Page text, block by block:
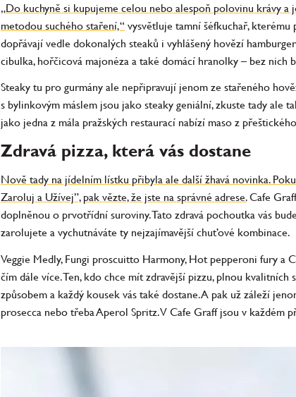
„Do kuchyně si kupujeme celou nebo alespoň polovinu krávy
metodou suchého staření,“ vysvětluje tamní šéfkuchař,
dopřávají vedle dokonalých steaků i vyhlášený hovězí
cibulka, hořčicová majonéza a také domácí hranolky – bez
Steaky tu pro gurmány ale nepřipravují jenom ze stařeného
s bylinkovým máslem jsou jako steaky geniální, zkuste tady
jako jedna z mála pražských restaurací nabízí maso z
Zdravá pizza, která vás dostane
Nově tady na jídelním lístku přibyla ale další žhavá novinka.
Zaroluj a Užívej”, pak vězte, že jste na správné adrese.Cafe
doplněnou o prvotřídní suroviny. Tato zdravá pochoutka vás
zarolujete a vychutnáváte ty nejzajímavější chuťové kombinace.
Veggie Medly, Fungi proscuitto Harmony, Hot pepperoni fury a
čím dále více. Ten, kdo chce mít zdravější pizzu, plnou
způsobem a každý kousek vás také dostane. A pak už záleží
prosecca nebo třeba Aperol Spritz. V Cafe Graff jsou v každém